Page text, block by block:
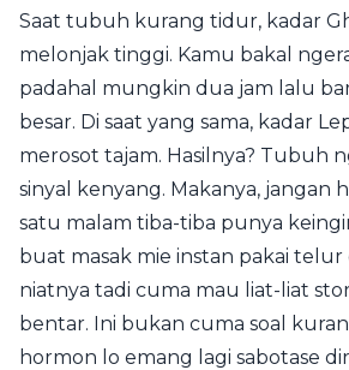
Saat tubuh kurang tidur, kadar
melonjak tinggi. Kamu bakal
padahal mungkin dua jam lalu
besar. Di saat yang sama, kadar
merosot tajam. Hasilnya? Tubuh
sinyal kenyang. Makanya, jangan
satu malam tiba-tiba punya
buat masak mie instan pakai telur
niatnya tadi cuma mau liat-liat
bentar. Ini bukan cuma soal
hormon lo emang lagi sabotase